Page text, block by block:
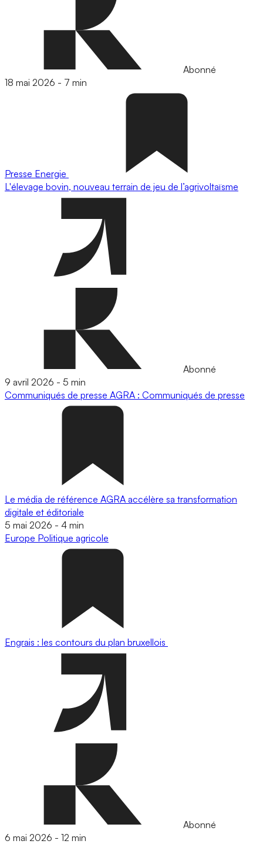
Abonné
18 mai 2026 - 7 min
Presse Energie
L'élevage bovin, nouveau terrain de jeu de l’agrivoltaïsme
Abonné
9 avril 2026 - 5 min
Communiqués de presse AGRA : Communiqués de presse
Le média de référence AGRA accélère sa transformation
digitale et éditoriale
5 mai 2026 - 4 min
Europe Politique agricole
Engrais : les contours du plan bruxellois
Abonné
6 mai 2026 - 12 min